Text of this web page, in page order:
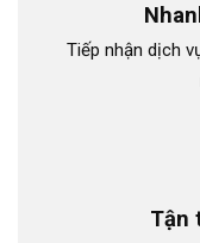
Tiếp nhận dịch
Tận